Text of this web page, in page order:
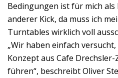
Bedingungen ist für mich als
anderer Kick, da muss ich
Turntables wirklich voll
„Wir haben einfach
Konzept aus Cafe
führen“, beschreibt Oliver